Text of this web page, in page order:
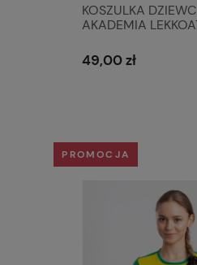
KOSZULKA
AKADEMIA
49,00 zł
PROMOCJA